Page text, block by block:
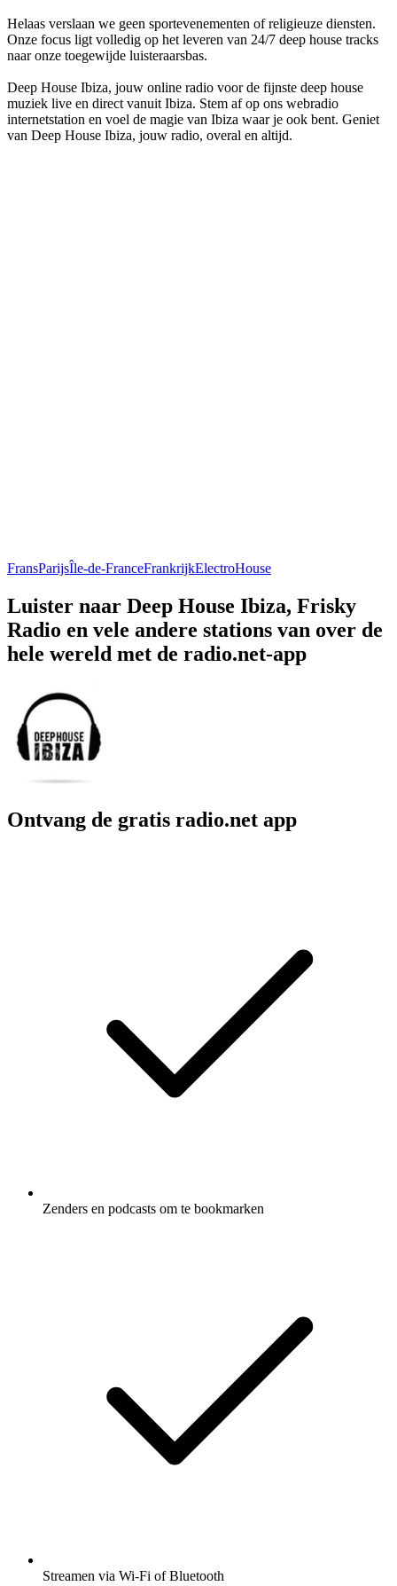
Helaas verslaan we geen sportevenementen of religieuze diensten.
Onze focus ligt volledig op het leveren van 24/7 deep house tracks
naar onze toegewijde luisteraarsbas.
Deep House Ibiza, jouw online radio voor de fijnste deep house
muziek live en direct vanuit Ibiza. Stem af op ons webradio
internetstation en voel de magie van Ibiza waar je ook bent. Geniet
van Deep House Ibiza, jouw radio, overal en altijd.
FransParijsÎle-de-FranceFrankrijkElectroHouse
Luister naar Deep House Ibiza, Frisky
Radio en vele andere stations van over de
hele wereld met de radio.net-app
Ontvang de gratis radio.net app
Zenders en podcasts om te bookmarken
Streamen via Wi-Fi of Bluetooth